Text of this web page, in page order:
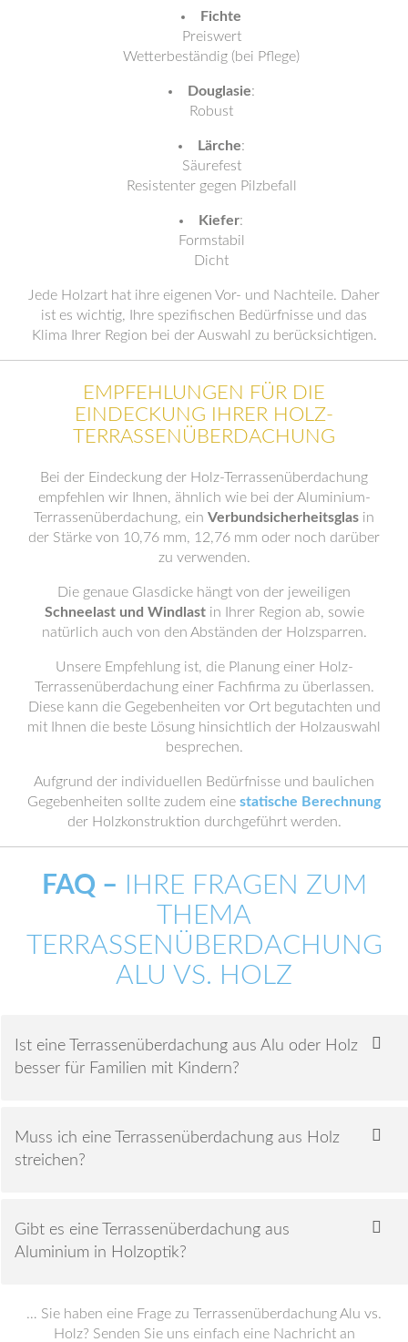
Fichte
Preiswert
Wetterbeständig (bei Pflege)
Douglasie:
Robust
Lärche:
Säurefest
Resistenter gegen Pilzbefall
Kiefer:
Formstabil
Dicht
Jede Holzart hat ihre eigenen Vor- und Nachteile. Daher
ist es wichtig, Ihre spezifischen Bedürfnisse und das
Klima Ihrer Region bei der Auswahl zu berücksichtigen.
EMPFEHLUNGEN FÜR DIE
EINDECKUNG IHRER HOLZ-
TERRASSENÜBERDACHUNG
Bei der Eindeckung der Holz-Terrassenüberdachung
empfehlen wir Ihnen, ähnlich wie bei der Aluminium-
Terrassenüberdachung, ein Verbundsicherheitsglas in
der Stärke von 10,76 mm, 12,76 mm oder noch darüber
zu verwenden.
Die genaue Glasdicke hängt von der jeweiligen
Schneelast und Windlastin Ihrer Region ab, sowie
natürlich auch von den Abständen der Holzsparren.
Unsere Empfehlung ist, die Planung einer Holz-
Terrassenüberdachung einer Fachfirma zu überlassen.
Diese kann die Gegebenheiten vor Ort begutachten und
mit Ihnen die beste Lösung hinsichtlich der Holzauswahl
besprechen.
Aufgrund der individuellen Bedürfnisse und baulichen
Gegebenheiten sollte zudem eine statische Berechnung
der Holzkonstruktion durchgeführt werden.
FAQ – IHRE FRAGEN ZUM
THEMA
TERRASSENÜBERDACHUNG
ALU VS. HOLZ
Ist eine Terrassenüberdachung aus Alu oder Holz
besser für Familien mit Kindern?
Muss ich eine Terrassenüberdachung aus Holz
streichen?
Gibt es eine Terrassenüberdachung aus
Aluminium in Holzoptik?
… Sie haben eine Frage zu Terrassenüberdachung Alu vs.
Holz? Senden Sie uns einfach eine Nachricht an